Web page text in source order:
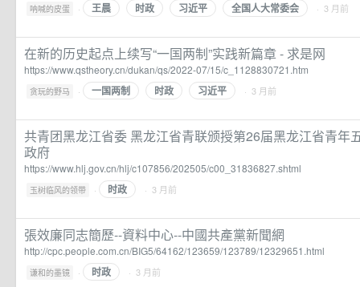
呐喊的皮蛋 · 王晨 时政 习近平 全国人大常委会 · 3 月前
在新的历史起点上续写“一国两制”实践新篇章 - 求是网
https://www.qstheory.cn/dukan/qs/2022-07/15/c_1128830721.htm
贪玩的野马 · 一国两制 时政 习近平 · 3 月前
共青团黑龙江省委 黑龙江省青联颁授第26届黑龙江省青年
政府
https://www.hlj.gov.cn/hlj/c107856/202505/c00_31836827.shtml
玉树临风的领带 · 时政 · 3 月前
張效廉同志簡歷--資料中心--中國共產黨新聞網
http://cpc.people.com.cn/BIG5/64162/123659/123789/12329651.html
谦和的墨镜 · 时政 · 3 月前